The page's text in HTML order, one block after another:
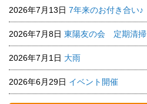
2026年7月13日 7年来のお付き合い♪
2026年7月8日 東陽友の会 定期清掃
2026年7月1日 大雨
2026年6月29日 イベント開催